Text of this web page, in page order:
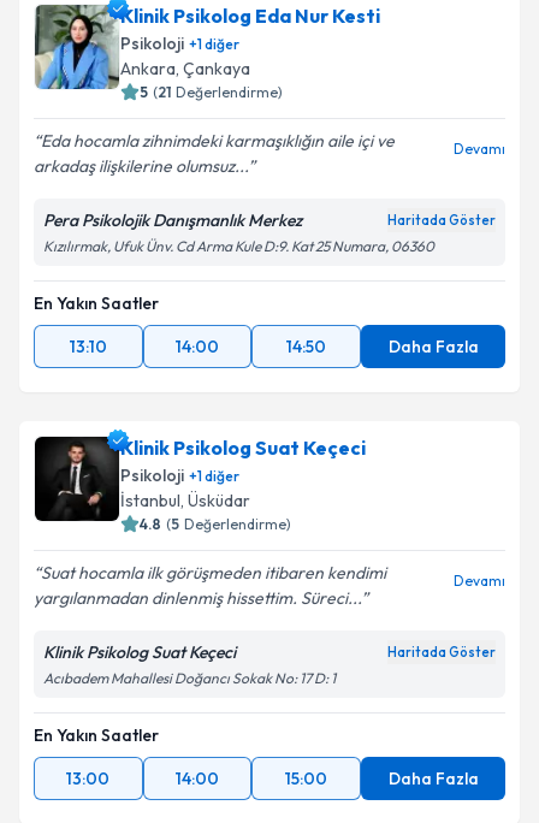
Klinik Psikolog Eda Nur Kesti
Psikoloji +1diğer
Ankara, Çankaya
5 (21 Değerlendirme)
Eda hocamla zihnimdeki karmaşıklığın aile içi ve
arkadaş ilişkilerine olumsuz...
Devamı
Pera Psikolojik Danışmanlık Merkez Haritada Göster
Kızılırmak, Ufuk Ünv. Cd Arma Kule D:9. Kat 25 Numara, 06360
En Yakın Saatler
13:10
14:00 14:50 Daha Fazla
Klinik Psikolog Suat Keçeci
Psikoloji +1diğer
İstanbul, Üsküdar
4.8 (5 Değerlendirme)
Suat hocamla ilk görüşmeden itibaren kendimi
yargılanmadan dinlenmiş hissettim. Süreci...
Devamı
Klinik Psikolog Suat Keçeci Haritada Göster
Acıbadem Mahallesi Doğancı Sokak No: 17 D: 1
En Yakın Saatler
13:00
14:00 15:00 Daha Fazla